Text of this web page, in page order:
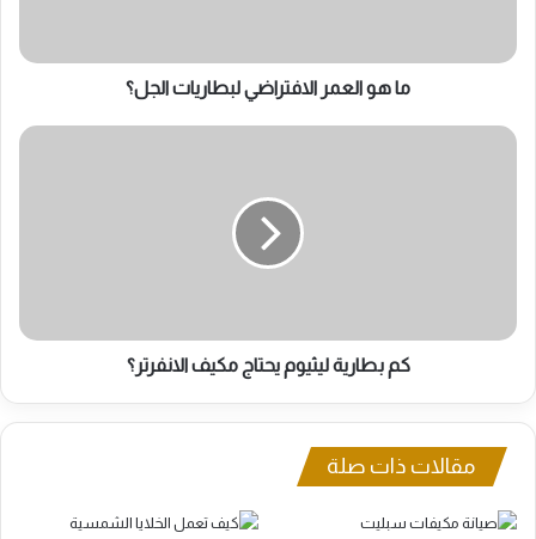
ما هو العمر الافتراضي لبطاريات الجل؟
كم
كم بطارية ليثيوم يحتاج مكيف الانفرتر؟
مقالات ذات صلة